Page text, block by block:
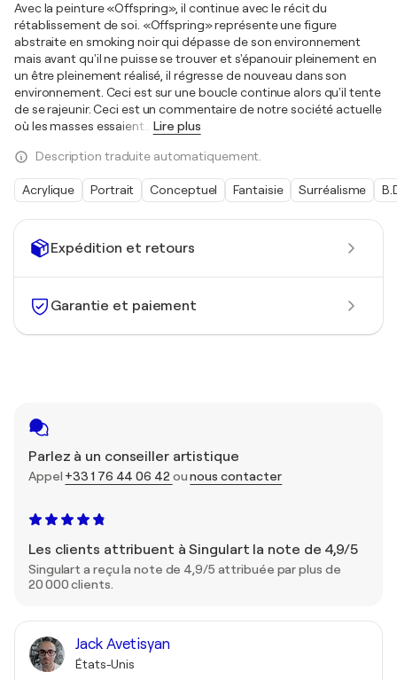
Expédition et retours
Garantie et paiement
Parlez à un conseiller artistique
Appel +33 1 76 44 06 42 ounous contacter
Les clients attribuent à Singulart la note de 4,9/5
Singulart a reçu la note de 4,9/5 attribuée par plus de
20 000 clients.
Jack Avetisyan
États-Unis
Avec la peinture «Offspring», il continue avec le récit du
rétablissement de soi. «Offspring» représente une figure
abstraite en smoking noir qui dépasse de son environnement
mais avant qu'il ne puisse se trouver et s'épanouir pleinement en
un être pleinement réalisé, il régresse de nouveau dans son
environnement. Ceci est sur une boucle continue alors qu'il tente
de se rajeunir. Ceci est un commentaire de notre société actuelle
où les masses essaient
Lire plus
Description traduite automatiquement.
Acrylique Portrait Conceptuel Fantaisie Surréalisme